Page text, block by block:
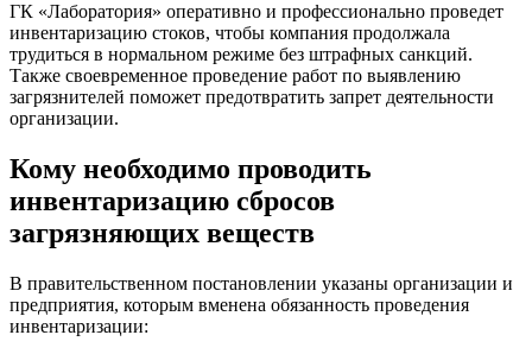
ГК «Лаборатория» оперативно и профессионально проведет
инвентаризацию стоков, чтобы компания продолжала
трудиться в нормальном режиме без штрафных санкций.
Также своевременное проведение работ по выявлению
загрязнителей поможет предотвратить запрет деятельности
организации.
Кому необходимо проводить
инвентаризацию сбросов
загрязняющих веществ
В правительственном постановлении указаны организации и
предприятия, которым вменена обязанность проведения
инвентаризации: